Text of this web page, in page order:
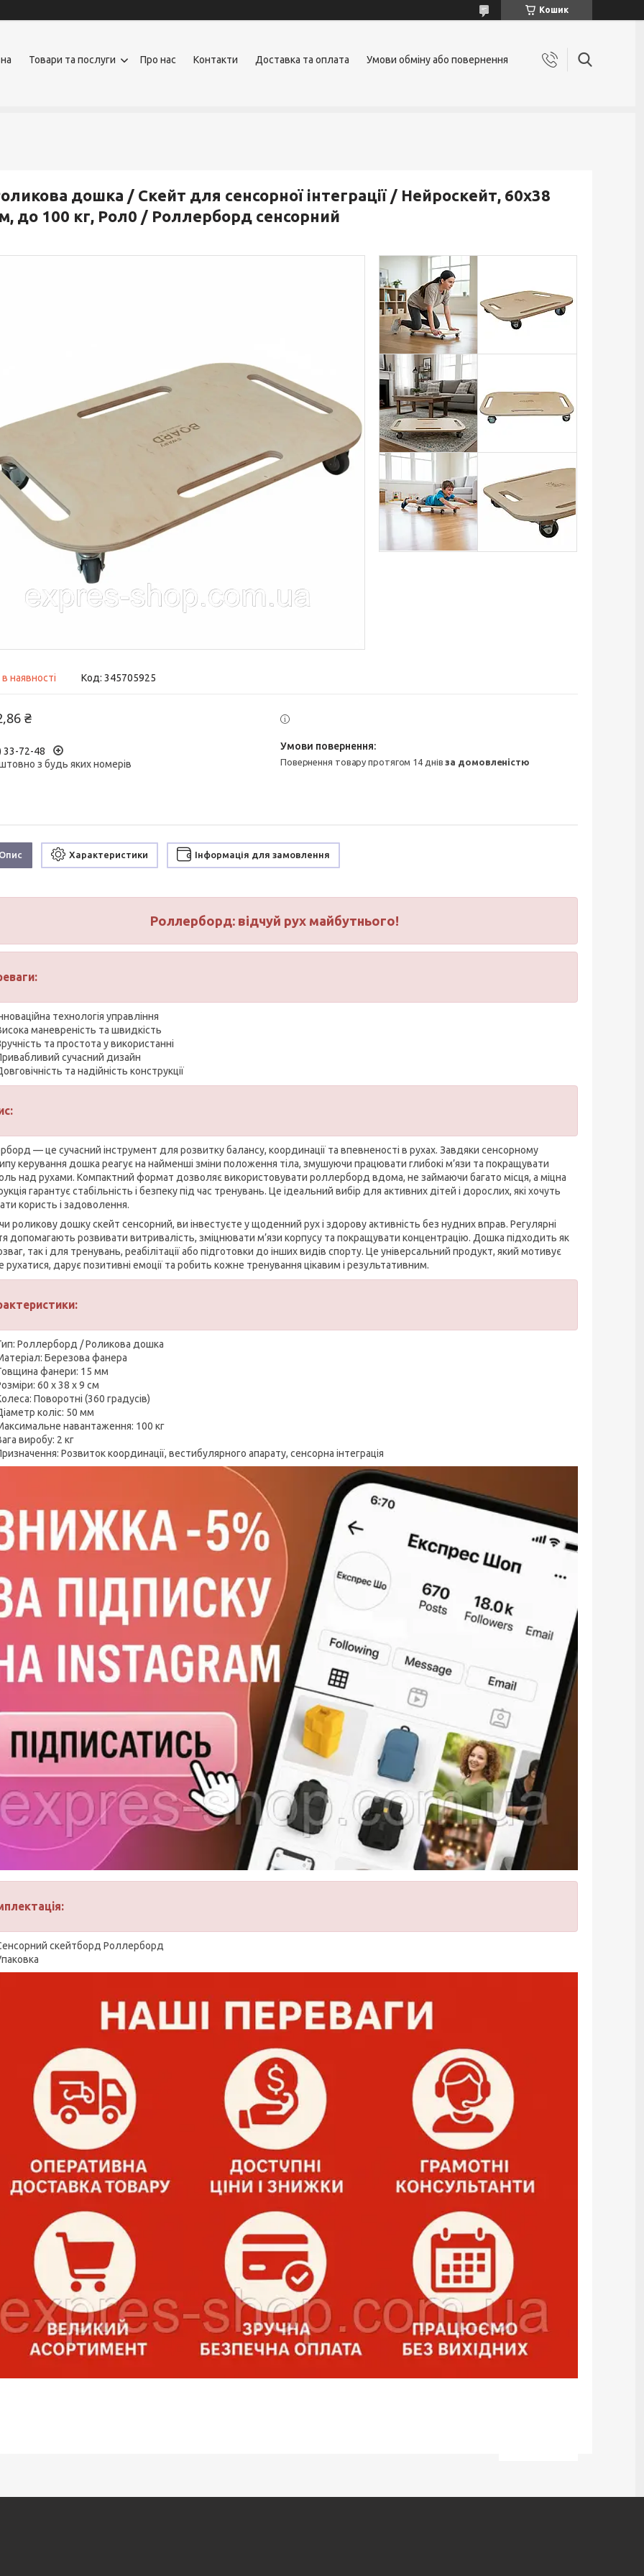
Кошик
Товари та послуги Про нас Контакти Доставка та оплата Умови обміну або повернення
дошка / Скейт для сенсорної інтеграції / Нейроскейт, 60х38
до 100 кг, Рол0 / Роллерборд сенсорний
наявності Код: 345705925
₴
33-72-48
з будь яких номерів
повернення товару протягом 14 днівза домовленістю
Характеристики Інформація для замовлення
Роллерборд: відчуй рух майбутнього!
технологія управління
маневреність та швидкість
та простота у використанні
сучасний дизайн
та надійність конструкції
— це сучасний інструмент для розвитку балансу, координації та впевненості в рухах. Завдяки сенсорному
керування дошка реагує на найменші зміни положення тіла, змушуючи працювати глибокі м’язи та покращувати
над рухами. Компактний формат дозволяє використовувати роллерборд вдома, не займаючи багато місця, а міцна
гарантує стабільність і безпеку під час тренувань. Це ідеальний вибір для активних дітей і дорослих, які хочуть
користь і задоволення.
роликову дошку скейт сенсорний, ви інвестуєте у щоденний рух і здорову активність без нудних вправ. Регулярні
допомагають розвивати витривалість, зміцнювати м’язи корпусу та покращувати концентрацію. Дошка підходить як
так і для тренувань, реабілітації або підготовки до інших видів спорту. Це універсальний продукт, який мотивує
рухатися, дарує позитивні емоції та робить кожне тренування цікавим і результативним.
Роллерборд / Роликова дошка
Березова фанера
фанери: 15 мм
60 х 38 х 9 см
Поворотні (360 градусів)
коліс: 50 мм
навантаження: 100 кг
виробу: 2 кг
Розвиток координації, вестибулярного апарату, сенсорна інтеграція
скейтборд Роллерборд